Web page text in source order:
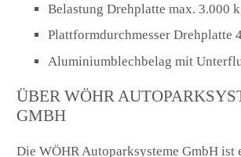
Belastung Drehplatte max. 3.000
Plattformdurchmesser Drehplatte
Aluminiumblechbelag mit
ÜBER WÖHR
GMBH
Die WÖHR Autoparksysteme GmbH ist